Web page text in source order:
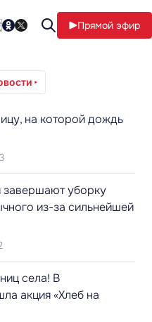
Прямой эфир
на которой дождь
уборку
из-за сильнейшей
села! В
акция «Хлеб на